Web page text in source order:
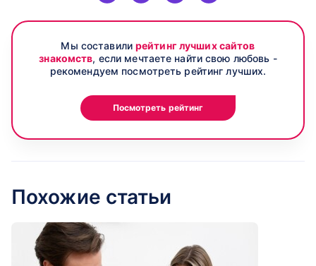
Мы составилирейтинг лучших сайтов
знакомств, если мечтаете найти свою любовь -
рекомендуем посмотреть рейтинг лучших.
Посмотреть рейтинг
Похожие статьи